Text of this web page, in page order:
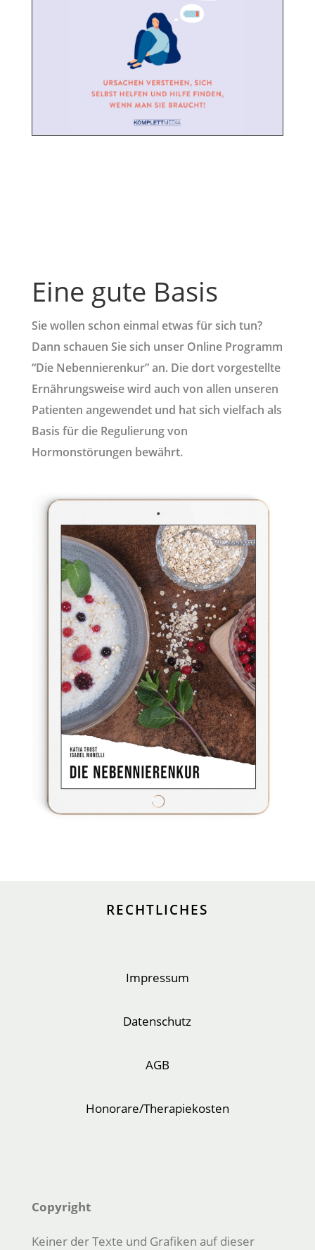
Eine gute Basis
Sie wollen schon einmal etwas für sich tun?
Dann schauen Sie sich unser Online Programm
“Die Nebennierenkur” an. Die dort vorgestellte
Ernährungsweise wird auch von allen unseren
Patienten angewendet und hat sich vielfach als
Basis für die Regulierung von
Hormonstörungen bewährt.
RECHTLICHES
Impressum
Datenschutz
AGB
Honorare/Therapiekosten
Copyright
Keiner der Texte und Grafiken auf dieser